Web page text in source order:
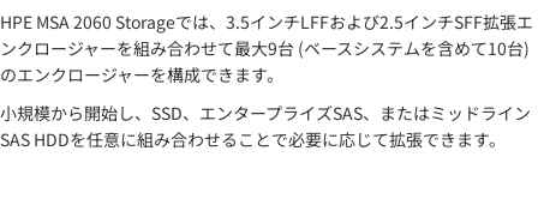
HPE MSA 2060 Storageでは、3.5インチLFFおよび2.5インチSFF拡張エ
ンクロージャーを組み合わせて最大9台 (ベースシステムを含めて10台)
のエンクロージャーを構成できます。
小規模から開始し、SSD、エンタープライズSAS、またはミッドライン
SAS HDDを任意に組み合わせることで必要に応じて拡張できます。